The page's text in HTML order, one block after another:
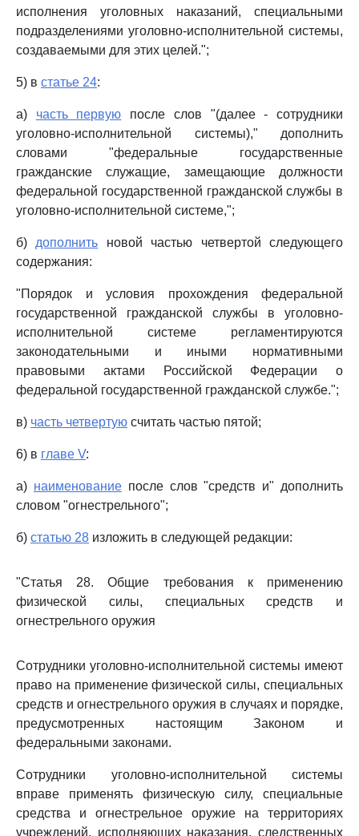
исполнения уголовных наказаний, специальными
подразделениями уголовно-исполнительной системы,
создаваемыми для этих целей.";
5) в статье 24:
а) часть первую после слов "(далее - сотрудники
уголовно-исполнительной системы)," дополнить
словами "федеральные государственные
гражданские служащие, замещающие должности
федеральной государственной гражданской службы в
уголовно-исполнительной системе,";
б) дополнить новой частью четвертой следующего
содержания:
"Порядок и условия прохождения федеральной
государственной гражданской службы в уголовно-
исполнительной системе регламентируются
законодательными и иными нормативными
правовыми актами Российской Федерации о
федеральной государственной гражданской службе.";
в) часть четвертую считать частью пятой;
6) в главе V:
а) наименованиепосле слов "средств и" дополнить
словом "огнестрельного";
б) статью 28 изложить в следующей редакции:
"Статья 28. Общие требования к применению
физической силы, специальных средств и
огнестрельного оружия
Сотрудники уголовно-исполнительной системы имеют
право на применение физической силы, специальных
средств и огнестрельного оружия в случаях и порядке,
предусмотренных настоящим Законом и
федеральными законами.
Сотрудники уголовно-исполнительной системы
вправе применять физическую силу, специальные
средства и огнестрельное оружие на территориях
учреждений, исполняющих наказания, следственных